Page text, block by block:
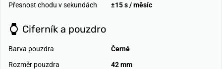
Přesnost chodu v sekundách
±15 s / měsíc
Ciferník a pouzdro
Barva pouzdra
Černé
Rozměr pouzdra
42 mm